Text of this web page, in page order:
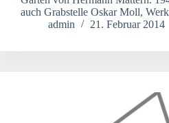
auch Grabstelle Oskar Moll,
admin
21. Februar 2014